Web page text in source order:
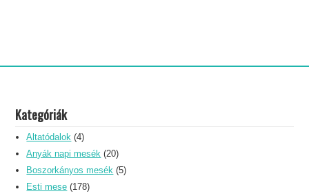
Kategóriák
Altatódalok (4)
Anyák napi mesék (20)
Boszorkányos mesék (5)
Esti mese (178)